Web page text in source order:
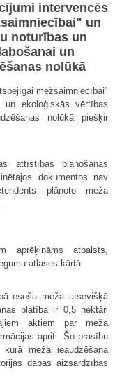
intervencēs
un
noturības un
un
nolūkā
mežsaimniecībai"
ekoloģiskās vērtības
nolūkā piešķir
attīstības plānošanas
dokumentos nav
plānoto meža
aprēķināms atbalsts,
atlases kārtā.
esoša meža atsevišķā
platība ir 0,5 hektāri
aktiem par meža
apriti. Šo prasību
meža ieaudzēšana
dabas aizsardzības